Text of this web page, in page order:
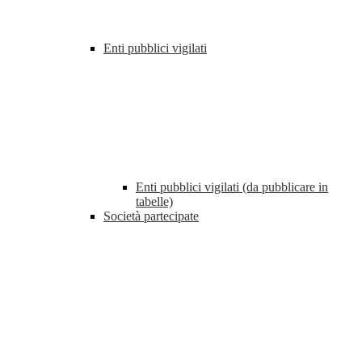
Enti pubblici vigilati
Enti pubblici vigilati (da pubblicare in
tabelle)
Società partecipate